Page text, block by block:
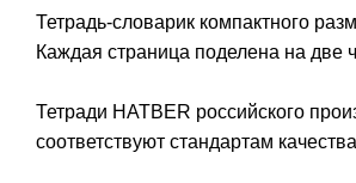
Тетрадь-словарик компактного
Каждая страница поделена на две
Тетради HATBER российского
соответствуют стандартам